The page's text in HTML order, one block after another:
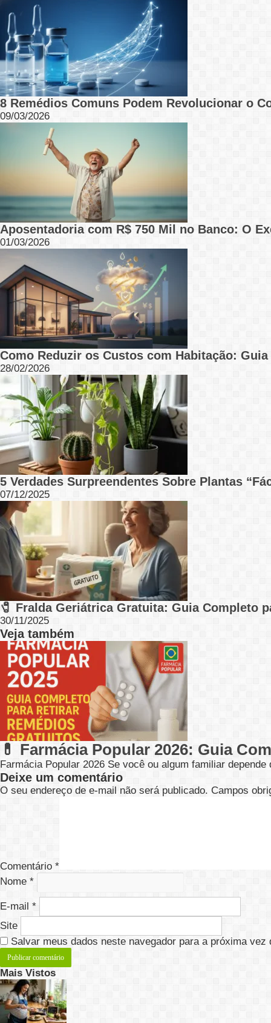
8 Remédios Comuns Podem Revolucionar o
09/03/2026
Aposentadoria com R$ 750 Mil no Banco: O
01/03/2026
Como Reduzir os Custos com Habitação:
28/02/2026
5 Verdades Surpreendentes Sobre Plantas
07/12/2025
🧷 Fralda Geriátrica Gratuita: Guia Completo
30/11/2025
Veja também
💊 Farmácia Popular 2026: Guia
Farmácia Popular 2026 Se você ou algum familiar
Deixe um comentário
O seu endereço de e-mail não será publicado. Campos
Comentário *
Nome *
E-mail *
Site
Salvar meus dados neste navegador para a próxima vez
Mais Vistos